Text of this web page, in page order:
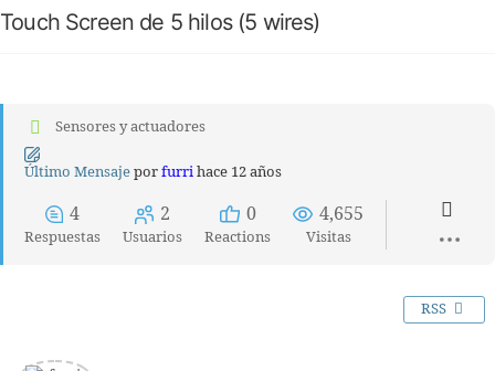
Touch Screen de 5 hilos (5 wires)
Sensores y actuadores
Último Mensajeporfurrihace 12 años
4
Respuestas
2
Usuarios
0
Reactions
4,655
Visitas
RSS